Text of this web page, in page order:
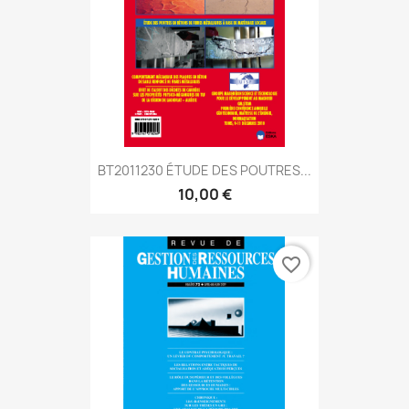
BT2011230 ÉTUDE DES POUTRES...
10,00 €
favorite_border